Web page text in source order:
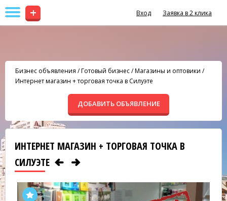
+ Вход Заявка в 2 клика
Бизнес объявления /Готовый бизнес/Магазины и оптовики /
Интернет магазин + торговая точка в Силуэте
ДОБАВИТЬ ОБЪЯВЛЕНИЕ
ИНТЕРНЕТ МАГАЗИН + ТОРГОВАЯ ТОЧКА В
СИЛУЭТЕ